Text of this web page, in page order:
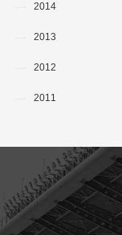
2014
2013
2012
2011